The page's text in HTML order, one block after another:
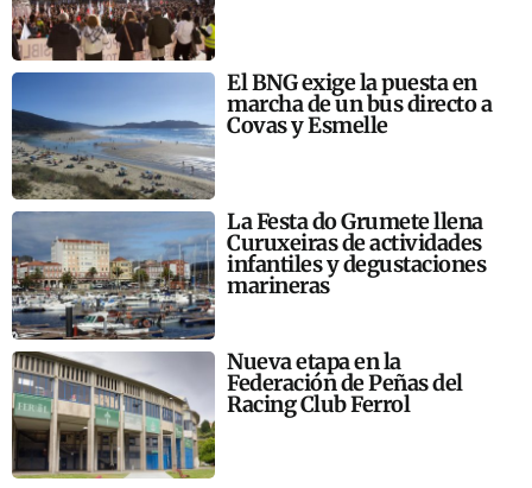
El BNG exige la puesta en
marcha de un bus directo a
Covas y Esmelle
La Festa do Grumete llena
Curuxeiras de actividades
infantiles y degustaciones
marineras
Nueva etapa en la
Federación de Peñas del
Racing Club Ferrol